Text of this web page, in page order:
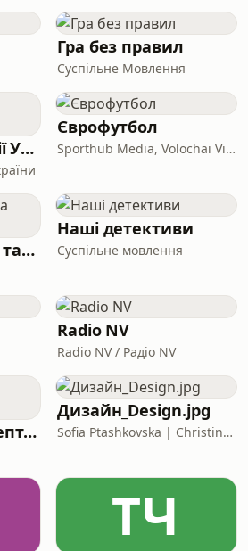
Ведучі:
— культурологиня,
про деколонізацію,
Гра без правил
Суспільне Мовлення
ЗНО/НМТ з історії України
Єврофутбол
Sporthub Media, Volochai Vitalii
Айа-Потік Світла та Любові
Наші детективи
Суспільне мовлення
Radio NV
Radio NV / Радіо NV
Масони проти Рептилоїдів
Дизайн_Design.jpg
Sofia Ptashkovska | Christina Kuk
ТЧ